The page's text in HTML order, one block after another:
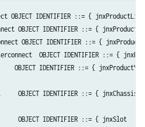
OBJECT IDENTIFIER ::= {
OBJECT IDENTIFIER ::= {
OBJECT IDENTIFIER ::= {
OBJECT IDENTIFIER ::= {
OBJECT IDENTIFIER ::= {
OBJECT IDENTIFIER ::= { jnxChassis
OBJECT IDENTIFIER ::= { jnxSlot